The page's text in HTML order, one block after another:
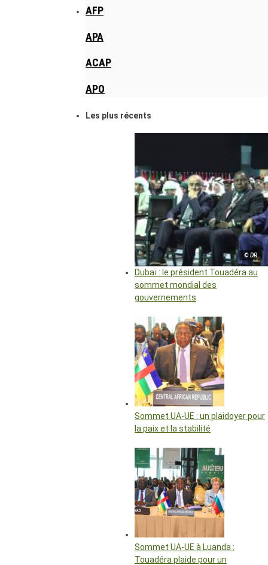
AFP
APA
ACAP
APO
Les plus récents
© DR
Dubaï : le président Touadéra au
sommet mondial des
gouvernements
Sommet UA-UE : un plaidoyer pour
la paix et la stabilité
Sommet UA-UE à Luanda :
Touadéra plaide pour un